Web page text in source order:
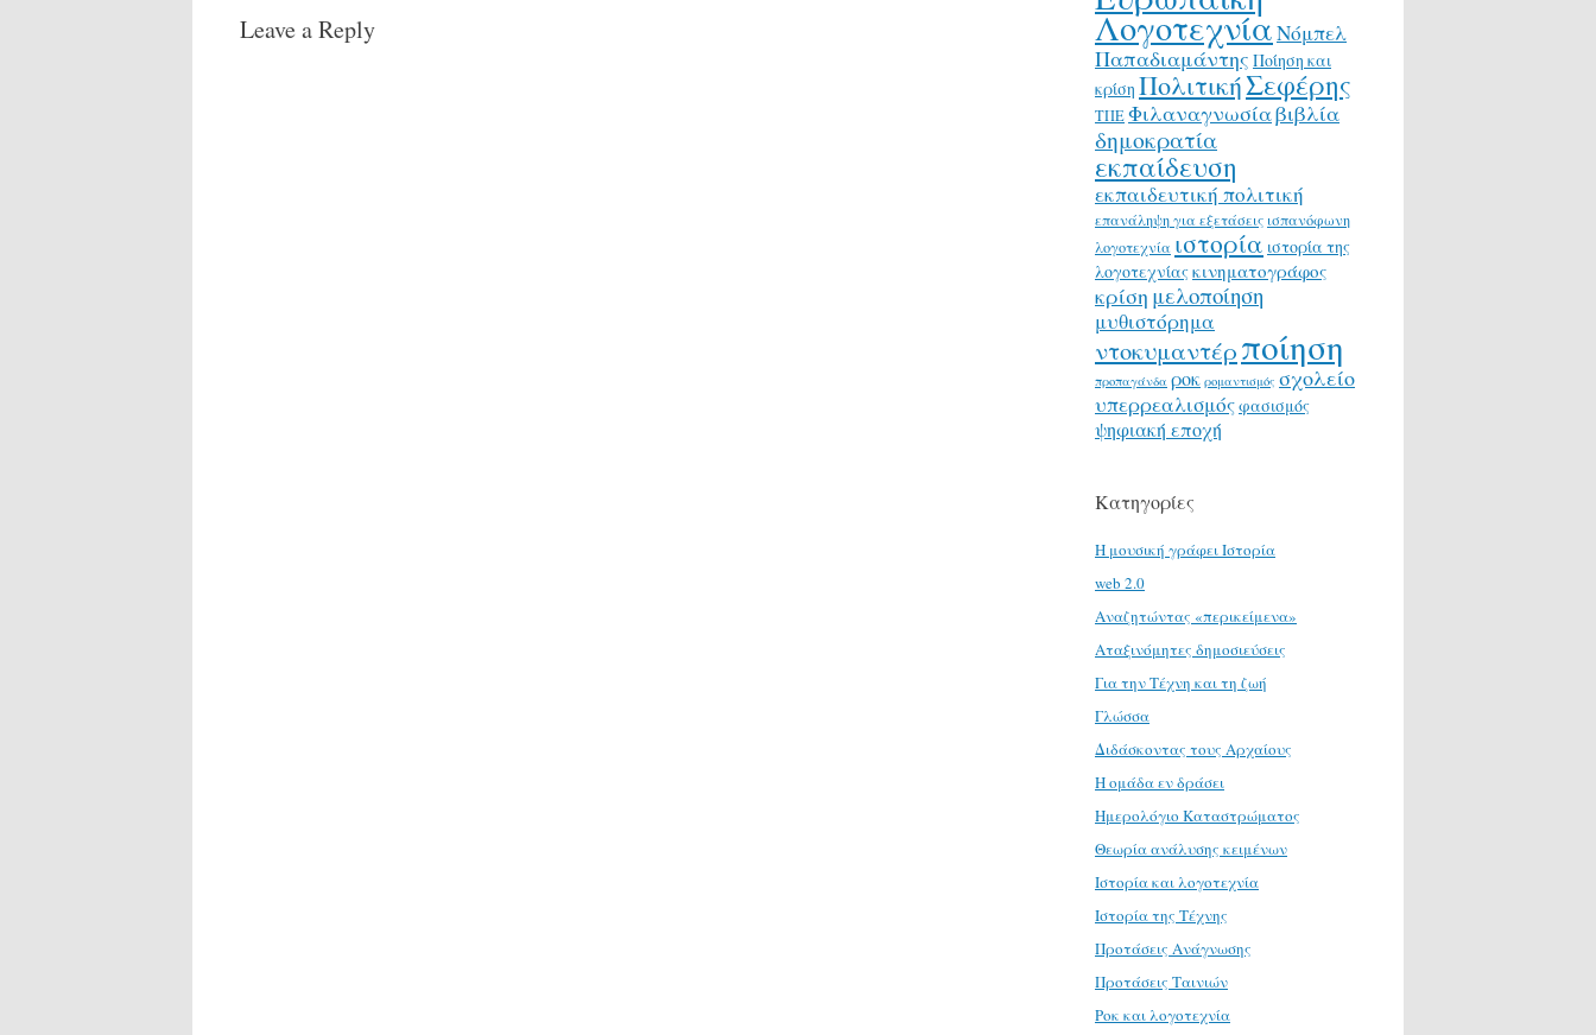
Leave a Reply ΛογοτεχνίαΝόμπελ
Παπαδιαμάντης Ποίηση και
κρίση ΠολιτικήΣεφέρης
ΤΠΕΦιλαναγνωσίαβιβλία
δημοκρατία
εκπαίδευση
εκπαιδευτική πολιτική
επανάληψη για εξετάσεις ισπανόφωνη
λογοτεχνία ιστορία ιστορία της
λογοτεχνίαςκινηματογράφος
κρίση μελοποίηση
μυθιστόρημα
ντοκυμαντέρποίηση
προπαγάνδα ροκ ρομαντισμός σχολείο
υπερρεαλισμόςφασισμός
ψηφιακή εποχή
Κατηγορίες
H μουσική γράφει Ιστορία
web 2.0
Αναζητώντας «περικείμενα»
Αταξινόμητες δημοσιεύσεις
Για την Τέχνη και τη ζωή
Γλώσσα
Διδάσκοντας τους Αρχαίους
Η ομάδα εν δράσει
Ημερολόγιο Καταστρώματος
Θεωρία ανάλυσης κειμένων
Ιστορία και λογοτεχνία
Ιστορία της Τέχνης
Προτάσεις Ανάγνωσης
Προτάσεις Ταινιών
Ροκ και λογοτεχνία